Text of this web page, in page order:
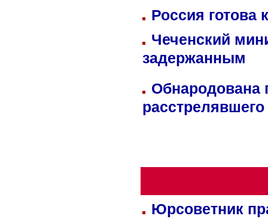
Россия готова
Чеченский
задержанным
Обнародована
Юрсоветник